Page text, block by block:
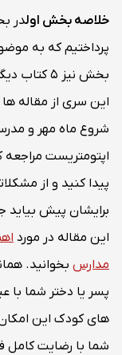
خلاصه بخش اول
پرداختیم که به
بخش نیز 5
این سری از مقاله
شروع ماه مهر و
اپتومتریست مراجعه
پیدا کنید و از
برایشان پیش بیاید
این مقاله در مورد
مدارس بخوانید.
پسر یا دختر شما با
های کودک این
شما با رضایت کامل